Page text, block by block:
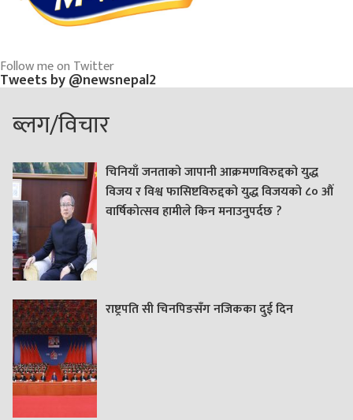
Follow me on Twitter
Tweets by @newsnepal2
ब्लग/विचार
चिनियाँ जनताको जापानी आक्रमणविरुद्दको युद्ध
विजय र विश्व फासिष्टविरुद्दको युद्ध विजयको ८० औं
वार्षिकोत्सव हामीले किन मनाउनुपर्दछ ?
राष्ट्रपति सी चिनपिङसँग नजिकका दुई दिन